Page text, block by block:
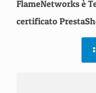
FlameNetworks è
certificato